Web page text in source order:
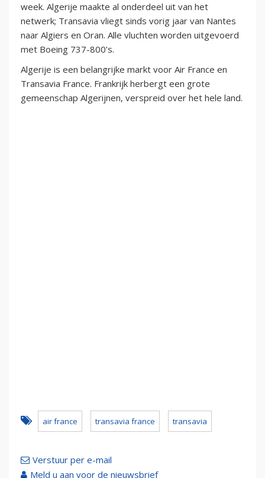
week. Algerije maakte al onderdeel uit van het
netwerk; Transavia vliegt sinds vorig jaar van Nantes
naar Algiers en Oran. Alle vluchten worden uitgevoerd
met Boeing 737-800’s.
Algerije is een belangrijke markt voor Air France en
Transavia France. Frankrijk herbergt een grote
gemeenschap Algerijnen, verspreid over het hele land.
air france transavia france transavia
Verstuur per e-mail
Meld u aan voor de nieuwsbrief